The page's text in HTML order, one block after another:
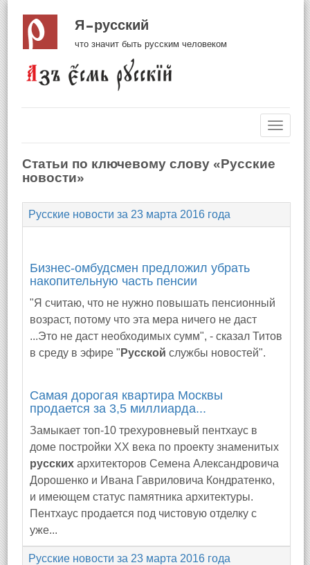
Я русский
что значит быть русским человеком
Статьи по ключевому слову «Русские
новости»
Русские новости за 23 марта 2016 года
Бизнес-омбудсмен предложил убрать
накопительную часть пенсии
"Я считаю, что не нужно повышать пенсионный
возраст, потому что эта мера ничего не даст
...Это не даст необходимых сумм", - сказал Титов
в среду в эфире " Русской службы новостей".
Самая дорогая квартира Москвы
продается за 3,5 миллиарда...
Замыкает топ-10 трехуровневый пентхаус в
доме постройки XX века по проекту знаменитых
русских архитекторов Семена Александровича
Дорошенко и Ивана Гавриловича Кондратенко,
и имеющем статус памятника архитектуры.
Пентхаус продается под чистовую отделку с
уже...
Русские новости за 23 марта 2016 года